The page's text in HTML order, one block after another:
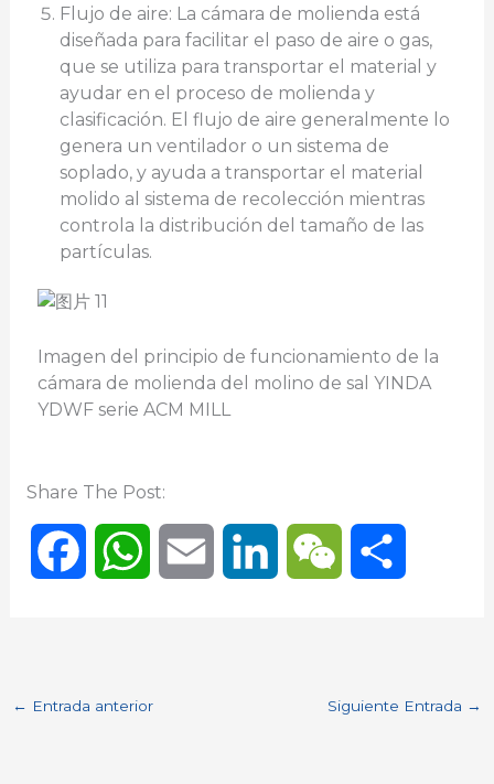
Flujo de aire: La cámara de molienda está
diseñada para facilitar el paso de aire o gas,
que se utiliza para transportar el material y
ayudar en el proceso de molienda y
clasificación. El flujo de aire generalmente lo
genera un ventilador o un sistema de
soplado, y ayuda a transportar el material
molido al sistema de recolección mientras
controla la distribución del tamaño de las
partículas.
Imagen del principio de funcionamiento de la
cámara de molienda del molino de sal YINDA
YDWF serie ACM MILL
Share The Post:
e
W
t
W
h p
← Entrada anterior Siguiente Entrada →